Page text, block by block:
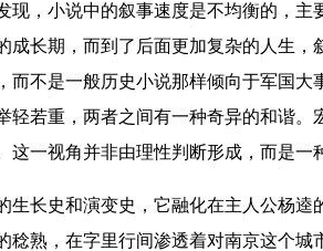
，小说中的叙事速度是不均衡的，
长期，而到了后面更加复杂的人生
不是一般历史小说那样倾向于军国
若重，两者之间有一种奇异的和谐
一视角并非由理性判断形成，而是一
生长史和演变史，它融化在主人公杨
熟，在字里行间渗透着对南京这个